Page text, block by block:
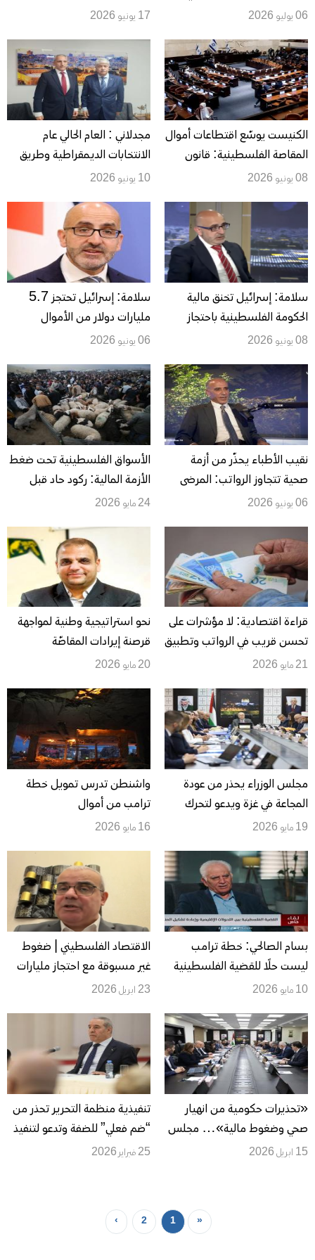
وتبقى الدورة الاقتصادية
06 يوليو 2026
متوازيين... أموال المقاصة
17 يونيو 2026
الكنيست يوسّع اقتطاعات أموال
المقاصة الفلسطينية: قانون
جديد يعمّق خنق السلطة مالياً
08 يونيو 2026
مجدلاني : العام الحالي عام
الانتخابات الديمقراطية وطريق
الإصلاح السياسي يمر عبر صناديق
10 يونيو 2026
سلامة: إسرائيل تخنق مالية
الحكومة الفلسطينية باحتجاز
المقاصة.. والاقتصاد يخسر مليار
08 يونيو 2026
سلامة: إسرائيل تحتجز 5.7
مليارات دولار من الأموال
الفلسطينية.. و“يبوس” يدخل
06 يونيو 2026
نقيب الأطباء يحذّر من أزمة
صحية تتجاوز الرواتب: المرضى
يدفعون ثمن المقاصة والإضراب
06 يونيو 2026
الأسواق الفلسطينية تحت ضغط
الأزمة المالية: ركود حاد قبل
العيد وتراجع القدرة الشرائية
24 مايو 2026
قراءة اقتصادية: لا مؤشرات على
تحسن قريب في الرواتب وتطبيق
“يبوس” لن يتيح سحب الأموال
21 مايو 2026
نحو استراتيجية وطنية لمواجهة
قرصنة إيرادات المقاصّة
20 مايو 2026
مجلس الوزراء يحذر من عودة
المجاعة في غزة ويدعو لتحرك
دولي عاجل لاستعادة الخدمات
رواتب الموظفين قبل العيد
19 مايو 2026
واشنطن تدرس تمويل خطة
ترامب من أموال
الفلسطينيين... ضرائب المقاصة
16 مايو 2026
بسام الصالحي: خطة ترامب
ليست حلًا للقضية الفلسطينية
والانقسام تُغذّيه ضغوط إقليمية
10 مايو 2026
الاقتصاد الفلسطيني | ضغوط
غير مسبوقة مع احتجاز مليارات
من أموال المقاصة وتحذيرات من
23 ابريل 2026
«تحذيرات حكومية من انهيار
صحي وضغوط مالية»… مجلس
الوزراء يدعو لتحرك دولي عاجل
15 ابريل 2026
تنفيذية منظمة التحرير تحذر من
“ضم فعلي” للضفة وتدعو لتنفيذ
25 فبراير 2026
«
1
2
›